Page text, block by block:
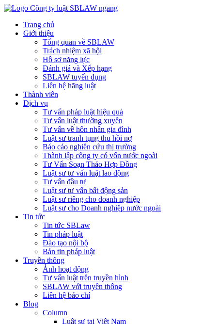
Trang chủ
Giới thiệu
Tổng quan về SBLAW
Trách nhiệm xã hội
Hồ sơ năng lực
Đánh giá và Xếp hạng
SBLAW tuyển dụng
Liên hệ hãng luật
Thành viên
Dịch vụ
Tư vấn pháp luật hiệu quả
Tư vấn luật thường xuyên
Tư vấn về hôn nhân gia đình
Luật sư tranh tụng thu hồi nợ
Báo cáo nghiên cứu thị trường
Thành lập công ty có vốn nước ngoài
Tư Vấn Soạn Thảo Hợp Đồng
Luật sư tư vấn luật lao động
Tư vấn đầu tư
Luật sư tư vấn bất động sản
Luật sư riêng cho doanh nghiệp
Luật sư cho Doanh nghiệp nước ngoài
Tin tức
Tin tức SBLaw
Tin pháp luật
Đào tạo nội bộ
Bản tin pháp luật
Truyền thông
Ảnh hoạt động
Tư vấn luật trên truyền hình
SBLAW với truyền thông
Liên hệ báo chí
Blog
Column
Luật sư tại Việt Nam